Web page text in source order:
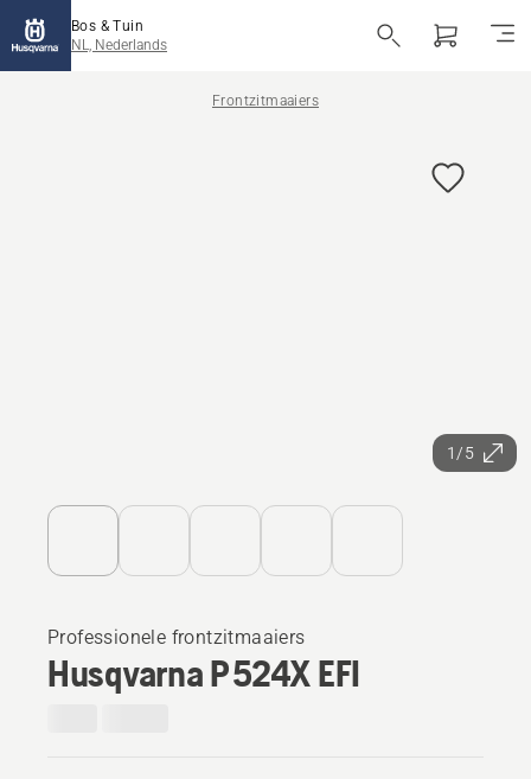
Bos & Tuin
NL, Nederlands
Frontzitmaaiers
1/5
Professionele frontzitmaaiers
Husqvarna P 524X EFI